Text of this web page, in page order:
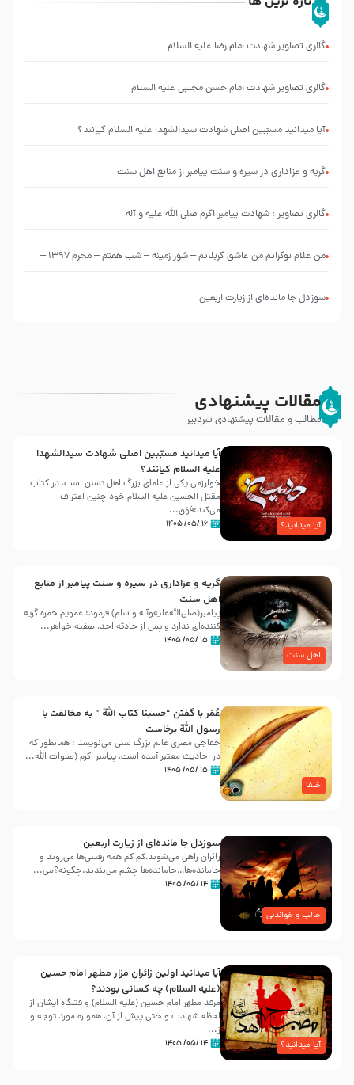
گالری تصاویر شهادت امام رضا علیه السلام
گالری تصاویر شهادت امام حسن مجتبی علیه السلام
آیا میدانید مسبّبین اصلی شهادت سیدالشهدا علیه ‌السلام کیانند؟
گریه و عزاداری در سیره و سنت پیامبر از منابع اهل سنت
گالری تصاویر : شهادت پیامبر اکرم صلی الله علیه و آله
من غلام نوکراتم من عاشق کربلاتم – شور زمینه – شب هفتم – محرم 1397 –
سوزدل جا مانده‌ای از زیارت اربعین
مقالات پیشنهادی
مطالب و مقالات پیشنهادی سردبیر
آیا میدانید؟
آیا میدانید مسبّبین اصلی شهادت سیدالشهدا
علیه ‌السلام کیانند؟
خوارزمی یکی از علمای بزرگ اهل تسنن است، در کتاب
مقتل الحسین علیه ‌السلام خود چنین اعتراف
می‌کند:فوَق...
۱۶ /۰۵/ ۱۴۰۵
اهل سنت
گریه و عزاداری در سیره و سنت پیامبر از منابع
اهل سنت
پیامبر(صلی‌الله‌علیه‌وآله و سلم) فرمود: عمویم حمزه گریه
کننده‌ای ندارد و پس از حادثه احد، صفیه خواهر...
۱۵ /۰۵/ ۱۴۰۵
خلفا
عُمَر با گفتن “حسبنا كتاب اللّه ” به مخالفت با
رسول اللّه برخاست
خفاجی مصری عالم بزرگ سنی می‌نویسد : همانطور که
در احادیث معتبر آمده است، پیامبر اکرم (صلوات اللّه...
۱۵ /۰۵/ ۱۴۰۵
جالب و خواندنی
سوزدل جا مانده‌ای از زیارت اربعین
زائران راهی می‌شوند،کم‌ کم همه رفتنی‌ها می‌روند و
جامانده‌ها…جامانده‌ها چشم می‌بندند.چگونه؟می‌...
۱۴ /۰۵/ ۱۴۰۵
آیا میدانید؟
آیا میدانید اولین زائران مزار مطهر امام حسین
(علیه السلام) چه کسانی بودند؟
مرقد مطهر امام حسین (علیه السلام) و قتلگاه ایشان از
لحظه شهادت و حتی پیش از آن، همواره مورد توجه و
ز...
۱۴ /۰۵/ ۱۴۰۵